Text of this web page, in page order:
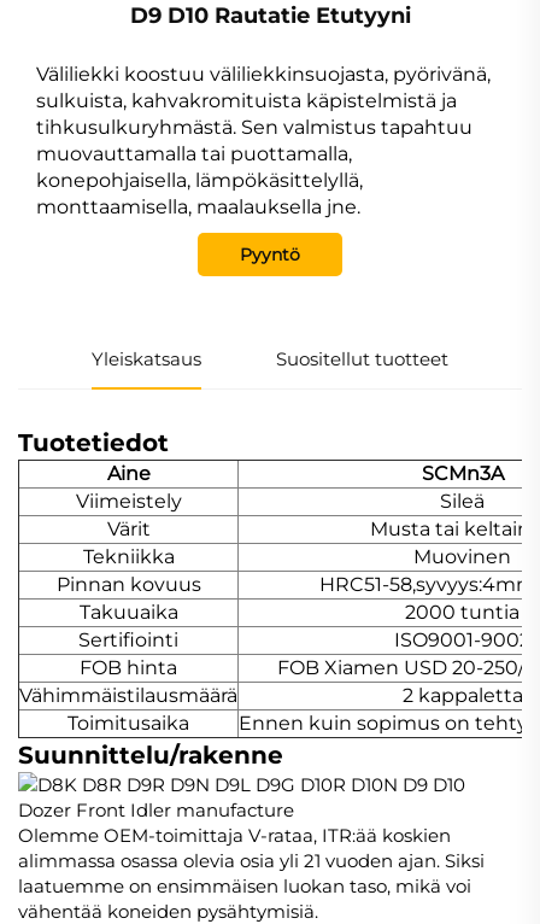
D9 D10 Rautatie Etutyyni
Väliliekki koostuu väliliekkinsuojasta, pyörivänä,
sulkuista, kahvakromituista käpistelmistä ja
tihkusulkuryhmästä. Sen valmistus tapahtuu
muovauttamalla tai puottamalla,
konepohjaisella, lämpökäsittelyllä,
monttaamisella, maalauksella jne.
Pyyntö
Yleiskatsaus Suositellut tuotteet
Tuotetiedot
Aine
SCMn3A
Viimeistely
Sileä
Värit
Musta tai
Tekniikka
Muovinen
Pinnan kovuus
HRC51-
Takuuaika
2000 tuntia
Sertifiointi
ISO9001-9002
FOB hinta
FOB Xiamen USD 20-250/
Vähimmäistilausmäärä
2 kappaletta
Toimitusaika
Ennen kuin sopimus on tehty
Suunnittelu/rakenne
Olemme OEM-toimittaja V-rataa, ITR:ää koskien
alimmassa osassa olevia osia yli 21 vuoden ajan. Siksi
laatuemme on ensimmäisen luokan taso, mikä voi
vähentää koneiden pysähtymisiä.